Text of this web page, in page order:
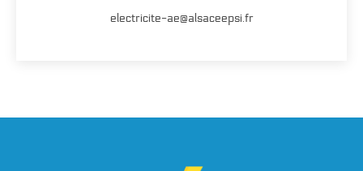
electricite-ae@alsaceepsi.fr